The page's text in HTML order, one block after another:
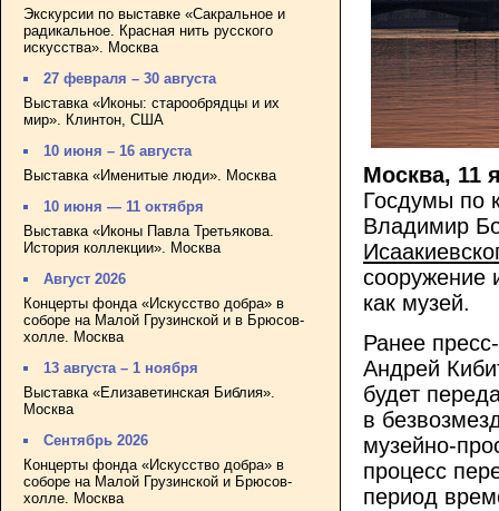
Экскурсии по выставке «Сакральное и
радикальное. Красная нить русского
искусства». Москва
27 февраля – 30 августа
Выставка «Иконы: старообрядцы и их
мир». Клинтон, США
10 июня – 16 августа
Выставка «Именитые люди». Москва
10 июня — 11 октября
Выставка «Иконы Павла Третьякова.
История коллекции». Москва
Август 2026
Концерты фонда «Искусство добра» в
соборе на Малой Грузинской и в Брюсов-
холле. Москва
13 августа – 1 ноября
Выставка «Елизаветинская Библия».
Москва
Сентябрь 2026
Концерты фонда «Искусство добра» в
соборе на Малой Грузинской и Брюсов-
холле. Москва
Москва, 11
Госдумы по
Владимир
сооружение
как музей.
Ранее
Андрей
будет
в
музейно-
процесс
период